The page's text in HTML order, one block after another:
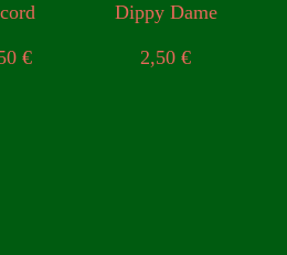
€
Dippy Dame
2,50€